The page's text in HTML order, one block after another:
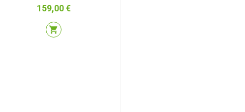
Precio
159,00 €
shopping_cart